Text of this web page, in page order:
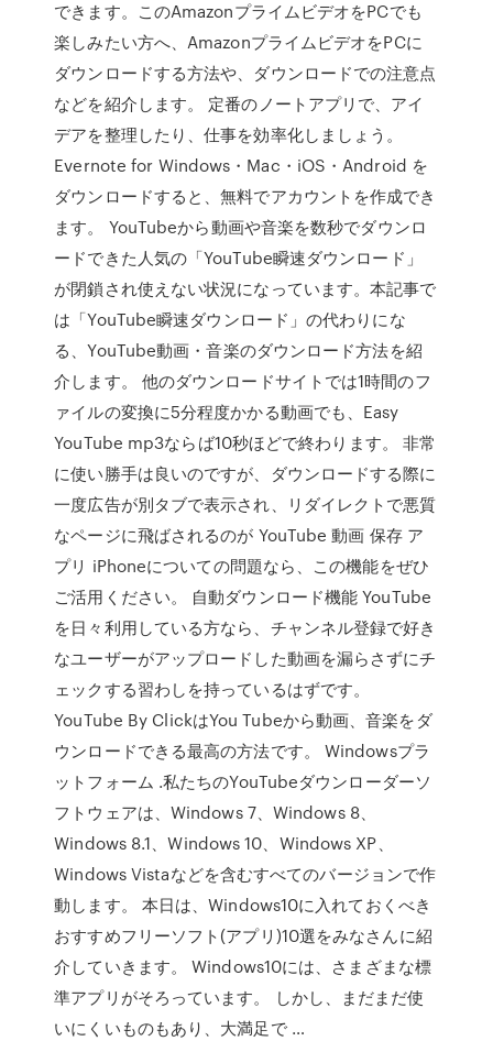
できます。このAmazonプライムビデオをPCでも
楽しみたい方へ、AmazonプライムビデオをPCに
ダウンロードする方法や、ダウンロードでの注意点
などを紹介します。 定番のノートアプリで、アイ
デアを整理したり、仕事を効率化しましょう。
Evernote for Windows・Mac・iOS・Android を
ダウンロードすると、無料でアカウントを作成でき
ます。 YouTubeから動画や音楽を数秒でダウンロ
ードできた人気の「YouTube瞬速ダウンロード」
が閉鎖され使えない状況になっています。本記事で
は「YouTube瞬速ダウンロード」の代わりにな
る、YouTube動画・音楽のダウンロード方法を紹
介します。 他のダウンロードサイトでは1時間のフ
ァイルの変換に5分程度かかる動画でも、Easy
YouTube mp3ならば10秒ほどで終わります。 非常
に使い勝手は良いのですが、ダウンロードする際に
一度広告が別タブで表示され、リダイレクトで悪質
なページに飛ばされるのが YouTube 動画 保存 ア
プリ iPhoneについての問題なら、この機能をぜひ
ご活用ください。 自動ダウンロード機能 YouTube
を日々利用している方なら、チャンネル登録で好き
なユーザーがアップロードした動画を漏らさずにチ
ェックする習わしを持っているはずです。
YouTube By ClickはYou Tubeから動画、音楽をダ
ウンロードできる最高の方法です。 Windowsプラ
ットフォーム .私たちのYouTubeダウンローダーソ
フトウェアは、Windows 7、Windows 8、
Windows 8.1、Windows 10、Windows XP、
Windows Vistaなどを含むすべてのバージョンで作
動します。 本日は、Windows10に入れておくべき
おすすめフリーソフト(アプリ)10選をみなさんに紹
介していきます。 Windows10には、さまざまな標
準アプリがそろっています。 しかし、まだまだ使
いにくいものもあり、大満足で …